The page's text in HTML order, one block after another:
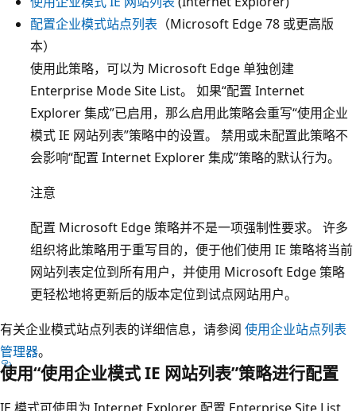
配置企业模式站点列表 （Microsoft Edge 78 或更高版
本）
使用此策略，可以为 Microsoft Edge 单独创建
Enterprise Mode Site List。 如果“配置 Internet
Explorer 集成”已启用，那么启用此策略会重写“使用企业
模式 IE 网站列表”策略中的设置。 禁用或未配置此策略不
会影响“配置 Internet Explorer 集成”策略的默认行为。
注意
配置 Microsoft Edge 策略并不是一项强制性要求。 许多
组织将此策略用于重写目的，便于他们使用 IE 策略将当前
网站列表定位到所有用户，并使用 Microsoft Edge 策略
更轻松地将更新后的版本定位到试点网站用户。
有关企业模式站点列表的详细信息，请参阅 使用企业站点列表
管理器。
使用“使用企业模式 IE 网站列表”策略进行配置
IE 模式可使用为 Internet Explorer 配置 Enterprise Site List